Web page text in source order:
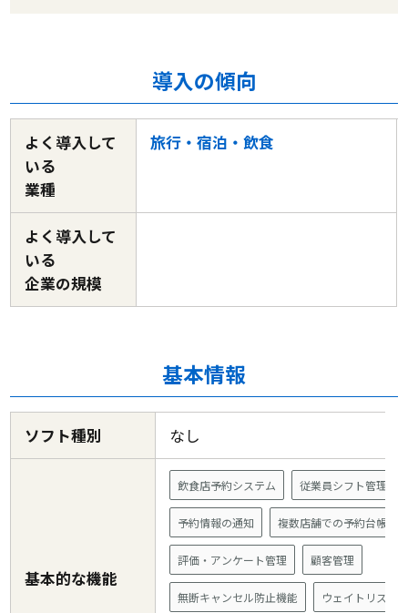
導入の傾向
よく導入して
いる
業種
旅行・宿泊・飲食
よく導入して
いる
企業の規模
基本情報
ソフト種別 なし
基本的な機能
飲食店予約システム 従業員シフト管理
予約情報の通知 複数店舗での予約台帳共
評価・アンケート管理 顧客管理
無断キャンセル防止機能 ウェイトリスト